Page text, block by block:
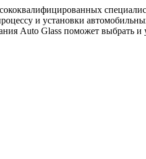
и установки
Auto Glass поможет выбрать и